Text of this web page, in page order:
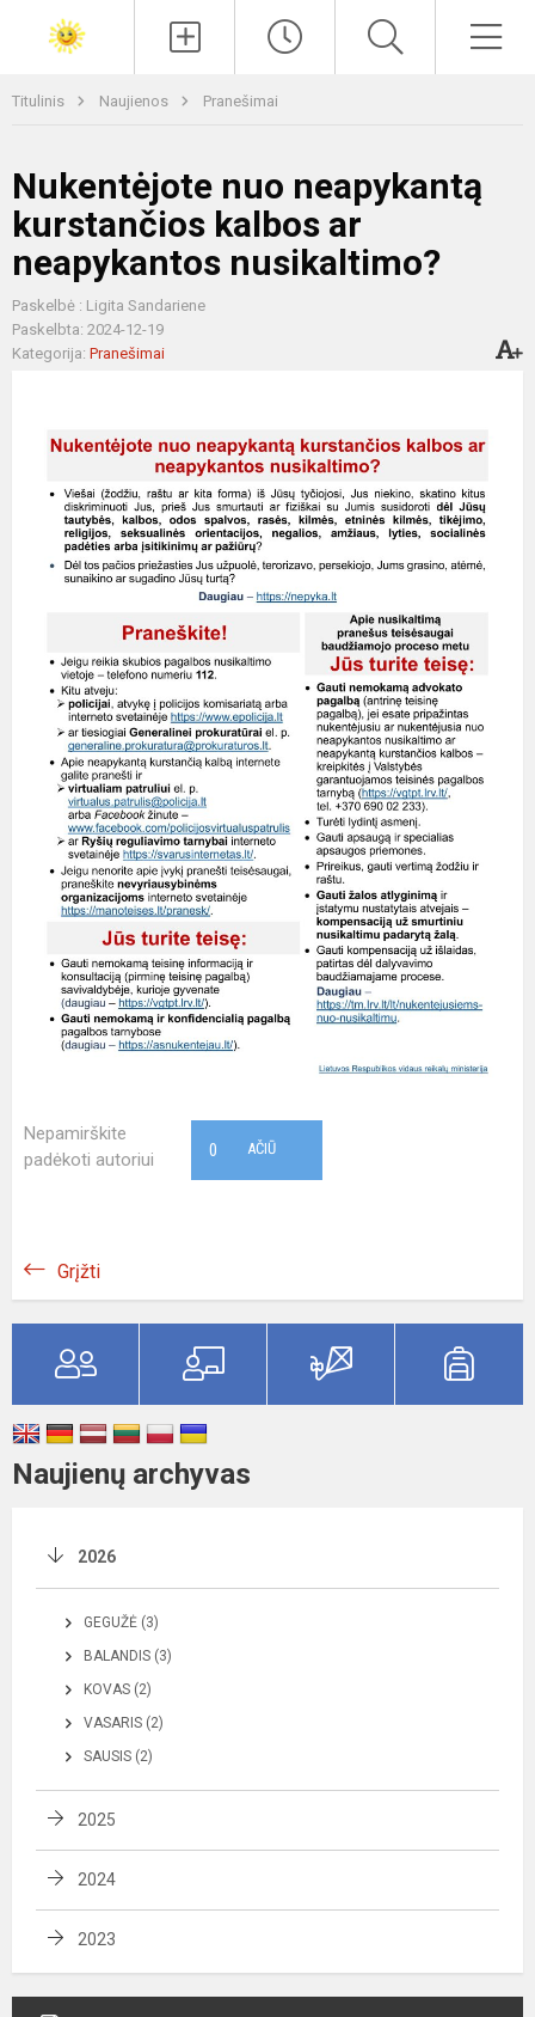
Titulinis Naujienos Pranešimai
Nukentėjote nuo neapykantą
kurstančios kalbos ar
neapykantos nusikaltimo?
Paskelbė : Ligita Sandariene
Paskelbta: 2024-12-19
Kategorija: Pranešimai
Nepamirškite
padėkoti autoriui
AČIŪ
0
Grįžti
Naujienų archyvas
2026
GEGUŽĖ (3)
BALANDIS (3)
KOVAS (2)
VASARIS (2)
SAUSIS (2)
2025
2024
2023